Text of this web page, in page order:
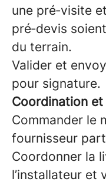
une pré‑visite
pré‑devis
du terrain.
Valider et
pour signature.
Coordination
Commander le
fournisseur
Coordonner la
l’installateur et